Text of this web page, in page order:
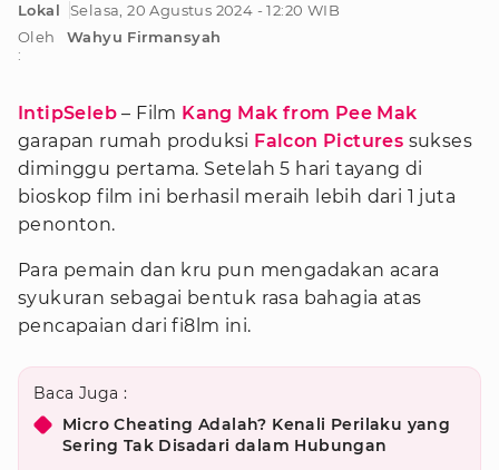
Lokal
Selasa, 20 Agustus 2024 - 12:20 WIB
Oleh
:
Wahyu Firmansyah
IntipSeleb – Film Kang Mak from Pee Mak
garapan rumah produksi Falcon Pictures sukses
diminggu pertama. Setelah 5 hari tayang di
bioskop film ini berhasil meraih lebih dari 1 juta
penonton.
Para pemain dan kru pun mengadakan acara
syukuran sebagai bentuk rasa bahagia atas
pencapaian dari fi8lm ini.
Baca Juga :
Micro Cheating Adalah? Kenali Perilaku yang
Sering Tak Disadari dalam Hubungan